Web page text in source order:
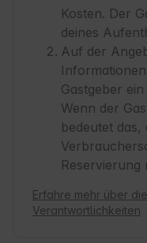
Kosten. Der
deines
Auf der
Gastgeber
Wenn der
bedeutet das,
Reservierung
Erfahre mehr über
Verantwortlichkeiten